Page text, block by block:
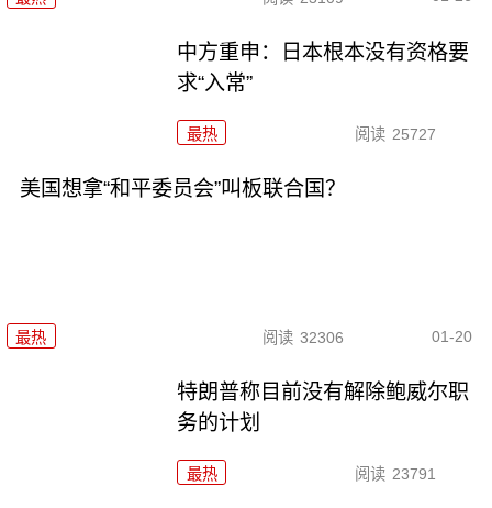
中方重申：日本根本没有资格要
求“入常”
最热 阅读 25727
美国想拿“和平委员会”叫板联合国？
最热 阅读 32306 01-20
特朗普称目前没有解除鲍威尔职
务的计划
最热 阅读 23791